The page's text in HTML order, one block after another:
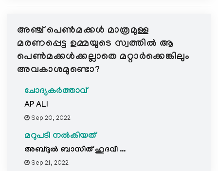
അഞ്ച് പെൺമക്കൾ മാത്രമുള്ള
മരണപ്പെട്ട ഉമ്മയുടെ സ്വത്തിൽ ആ
പെൺമക്കൾക്കല്ലാതെ മറ്റാർക്കെങ്കിലും
അവകാശമുണ്ടൊ?
ചോദ്യകർത്താവ്
AP ALI
Sep 20, 2022
മറുപടി നൽകിയത്
അബ്ദുൽ ബാസിത് ഹുദവി ...
Sep 21, 2022